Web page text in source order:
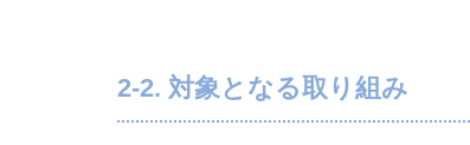
2-2. 対象となる取り組み